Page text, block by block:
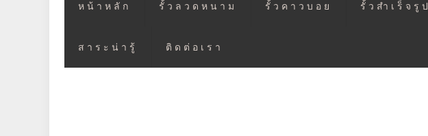
หน้าหลัก รั้วลวดหนาม รั้วคาวบอย รั้วสำเร็จรูป
สาระน่ารู้ ติดต่อเรา